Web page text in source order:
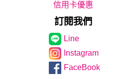
信用卡優惠
訂閱我們
Line
Instagram
FaceBook